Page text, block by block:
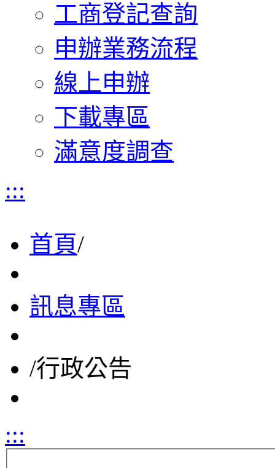
工商登記查詢
申辦業務流程
線上申辦
下載專區
滿意度調查
:::
首頁/
訊息專區
/行政公告
:::